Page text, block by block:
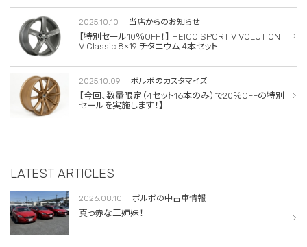
2025.10.10 当店からのお知らせ
【特別セール10％OFF！】 HEICO SPORTIV VOLUTION
V Classic 8×19 チタニウム 4本セット
2025.10.09 ボルボのカスタマイズ
【今回、数量限定（4セット16本のみ）で20％OFFの特別
セールを実施します！】
LATEST ARTICLES
2026.08.10 ボルボの中古車情報
真っ赤な三姉妹！